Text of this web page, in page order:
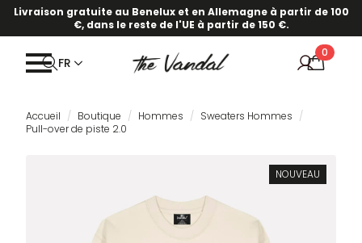
Livraison gratuite au Benelux et en Allemagne à partir de 100
€, dans le reste de l'UE à partir de 150 €.
FR
0
Accueil Boutique Hommes
Sweaters Hommes
Pull-over de piste 2.0
NOUVEAU